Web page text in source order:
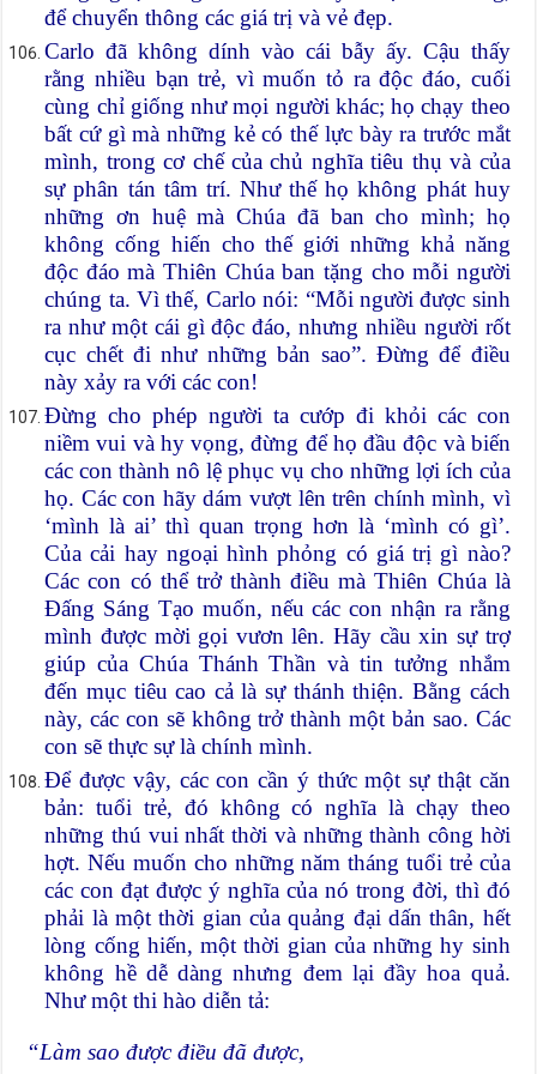
để chuyển thông các giá trị và vẻ đẹp.
Carlo đã không dính vào cái bẫy ấy. Cậu thấy
rằng nhiều bạn trẻ, vì muốn tỏ ra độc đáo, cuối
cùng chỉ giống như mọi người khác; họ chạy theo
bất cứ gì mà những kẻ có thế lực bày ra trước mắt
mình, trong cơ chế của chủ nghĩa tiêu thụ và của
sự phân tán tâm trí. Như thế họ không phát huy
những ơn huệ mà Chúa đã ban cho mình; họ
không cống hiến cho thế giới những khả năng
độc đáo mà Thiên Chúa ban tặng cho mỗi người
chúng ta. Vì thế, Carlo nói: “Mỗi người được sinh
ra như một cái gì độc đáo, nhưng nhiều người rốt
cục chết đi như những bản sao”. Đừng để điều
này xảy ra với các con!
Đừng cho phép người ta cướp đi khỏi các con
niềm vui và hy vọng, đừng để họ đầu độc và biến
các con thành nô lệ phục vụ cho những lợi ích của
họ. Các con hãy dám vượt lên trên chính mình, vì
‘mình là ai’ thì quan trọng hơn là ‘mình có gì’.
Của cải hay ngoại hình phỏng có giá trị gì nào?
Các con có thể trở thành điều mà Thiên Chúa là
Đấng Sáng Tạo muốn, nếu các con nhận ra rằng
mình được mời gọi vươn lên. Hãy cầu xin sự trợ
giúp của Chúa Thánh Thần và tin tưởng nhắm
đến mục tiêu cao cả là sự thánh thiện. Bằng cách
này, các con sẽ không trở thành một bản sao. Các
con sẽ thực sự là chính mình.
Để được vậy, các con cần ý thức một sự thật căn
bản: tuổi trẻ, đó không có nghĩa là chạy theo
những thú vui nhất thời và những thành công hời
hợt. Nếu muốn cho những năm tháng tuổi trẻ của
các con đạt được ý nghĩa của nó trong đời, thì đó
phải là một thời gian của quảng đại dấn thân, hết
lòng cống hiến, một thời gian của những hy sinh
không hề dễ dàng nhưng đem lại đầy hoa quả.
Như một thi hào diễn tả:
“Làm sao được điều đã được,